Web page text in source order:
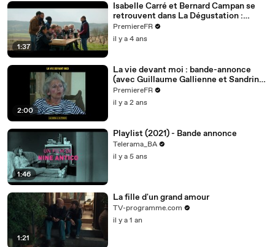
1:37
Isabelle Carré et Bernard Campan se
retrouvent dans La Dégustation :
bande-annonce (vf)
PremiereFR
il y a 4 ans
2:00
La vie devant moi : bande-annonce
(avec Guillaume Gallienne et Sandrine
Bonnaire)
PremiereFR
il y a 2 ans
1:46
Playlist (2021) - Bande annonce
Telerama_BA
il y a 5 ans
1:21
La fille d'un grand amour
TV-programme.com
il y a 1 an